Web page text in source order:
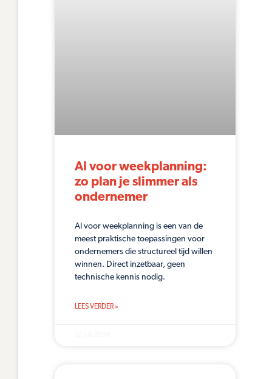
AI voor weekplanning:
zo plan je slimmer als
ondernemer
AI voor weekplanning is een van de
meest praktische toepassingen voor
ondernemers die structureel tijd willen
winnen. Direct inzetbaar, geen
technische kennis nodig.
LEES VERDER »